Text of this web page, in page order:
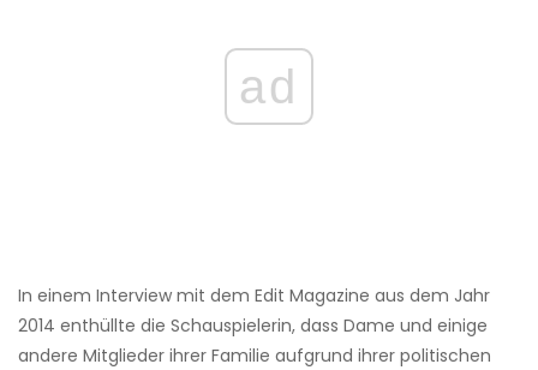
ad
In einem Interview mit dem Edit Magazine aus dem Jahr
2014 enthüllte die Schauspielerin, dass Dame und einige
andere Mitglieder ihrer Familie aufgrund ihrer politischen